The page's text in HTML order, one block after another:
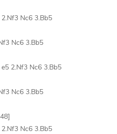
2.Nf3 Nc6 3.Bb5
Nc6 3.Bb5
2.Nf3 Nc6 3.Bb5
Nc6 3.Bb5
Nc6 3.Bb5